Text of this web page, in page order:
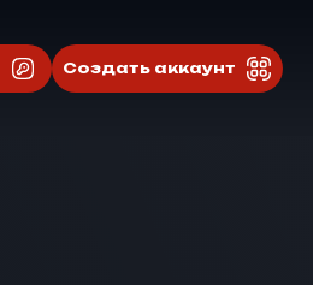
Создать аккаунт